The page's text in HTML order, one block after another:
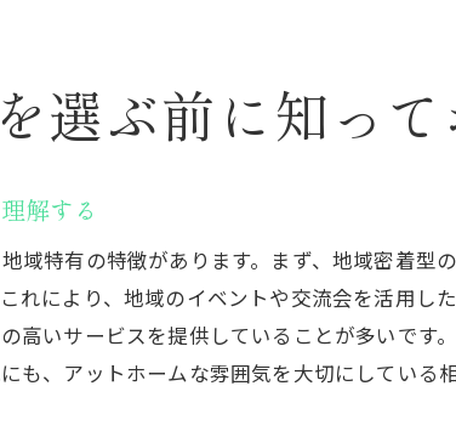
初めての婚活成功への第一歩結婚相談所の選び
初心者におすすめの結婚相談所の選び方
初回カウンセリングの重要性
成婚実績のある相談所を探すコツ
選ぶ前に知っ
解する
域特有の特徴があります。まず、地域密着
れにより、地域のイベントや交流会を活用
高いサービスを提供していることが多いで
も、アットホームな雰囲気を大切にしてい